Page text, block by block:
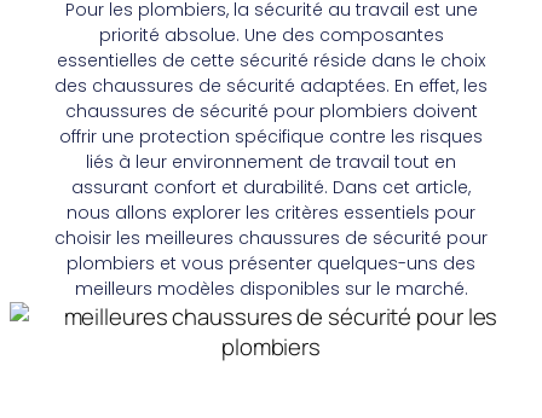
Pour les plombiers, la sécurité au travail est une
priorité absolue. Une des composantes
essentielles de cette sécurité réside dans le choix
des chaussures de sécurité adaptées. En effet, les
chaussures de sécurité pour plombiers doivent
offrir une protection spécifique contre les risques
liés à leur environnement de travail tout en
assurant confort et durabilité. Dans cet article,
nous allons explorer les critères essentiels pour
choisir les meilleures chaussures de sécurité pour
plombiers et vous présenter quelques-uns des
meilleurs modèles disponibles sur le marché.